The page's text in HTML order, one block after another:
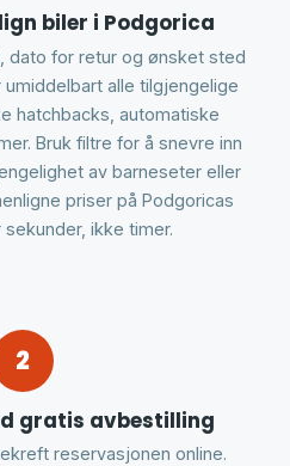
biler i Podgorica
dato for retur og ønsket sted
alle tilgjengelige
hatchbacks, automatiske
Bruk filtre for å snevre inn
av barneseter eller
priser på Podgoricas
ikke timer.
2
gratis avbestilling
reservasjonen online.